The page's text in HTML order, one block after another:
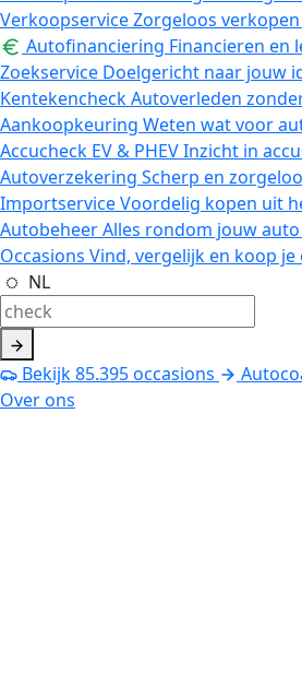
VerkoopserviceZorgeloos
Autofinanciering Financieren en
Zoekservice Doelgericht naar jouw
KentekencheckAutoverleden
Aankoopkeuring Weten wat voor
Accucheck EV & PHEVInzicht in
Autoverzekering Scherp en
ImportserviceVoordelig kopen uit
AutobeheerAlles rondom jouw
Occasions Vind, vergelijk en koop
NL
Bekijk85.395occasions
Over ons